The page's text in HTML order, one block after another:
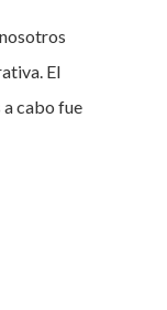
El
a cabo fue